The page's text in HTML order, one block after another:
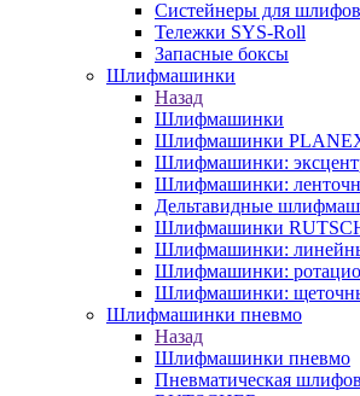
Систейнеры для
Тележки SYS-Roll
Запасные боксы
Шлифмашинки
Назад
Шлифмашинки
Шлифмашинки
Шлифмашинки:
Шлифмашинки:
Дельтавидные
Шлифмашинки
Шлифмашинки:
Шлифмашинки:
Шлифмашинки:
Шлифмашинки пневмо
Назад
Шлифмашинки пневмо
Пневматическая